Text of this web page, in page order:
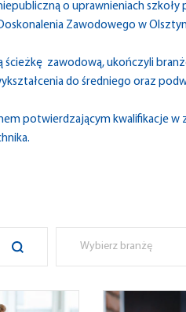
o uprawnieniach
Zawodowego w
ścieżkę zawodową, ukończyli
do średniego oraz
potwierdzającym kwalifikacje w
Wybierz branżę